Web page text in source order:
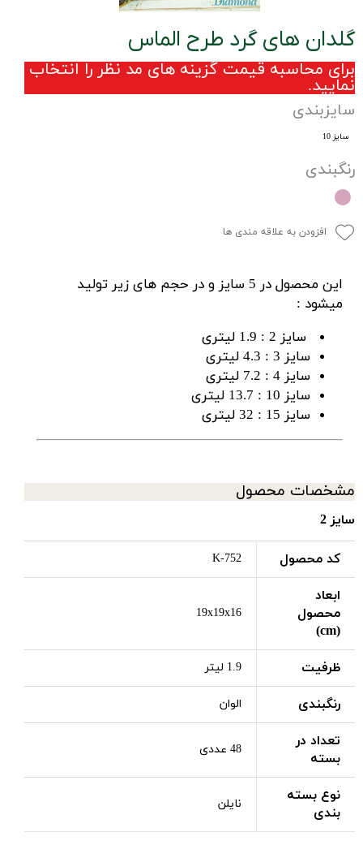
گلدان های گرد طرح الماس
برای محاسبه قیمت گزینه های مد نظر را انتخاب
نمایید.
سایزبندی
سایز 10
رنگبندی
افزودن به علاقه مندی ها
این محصول در 5 سایز و در حجم های زیر تولید
میشود :
سایز 2 : 1.9 لیتری
سایز 3 : 4.3 لیتری
سایز 4 : 7.2 لیتری
سایز 10 : 13.7 لیتری
سایز 15 : 32 لیتری
مشخصات محصول
سایز 2
کد محصول K-752
ابعاد
محصول
(cm)
19x19x16
ظرفیت 1.9 لیتر
رنگبندی الوان
تعداد در
بسته
48 عددی
نوع بسته
بندی
نایلن